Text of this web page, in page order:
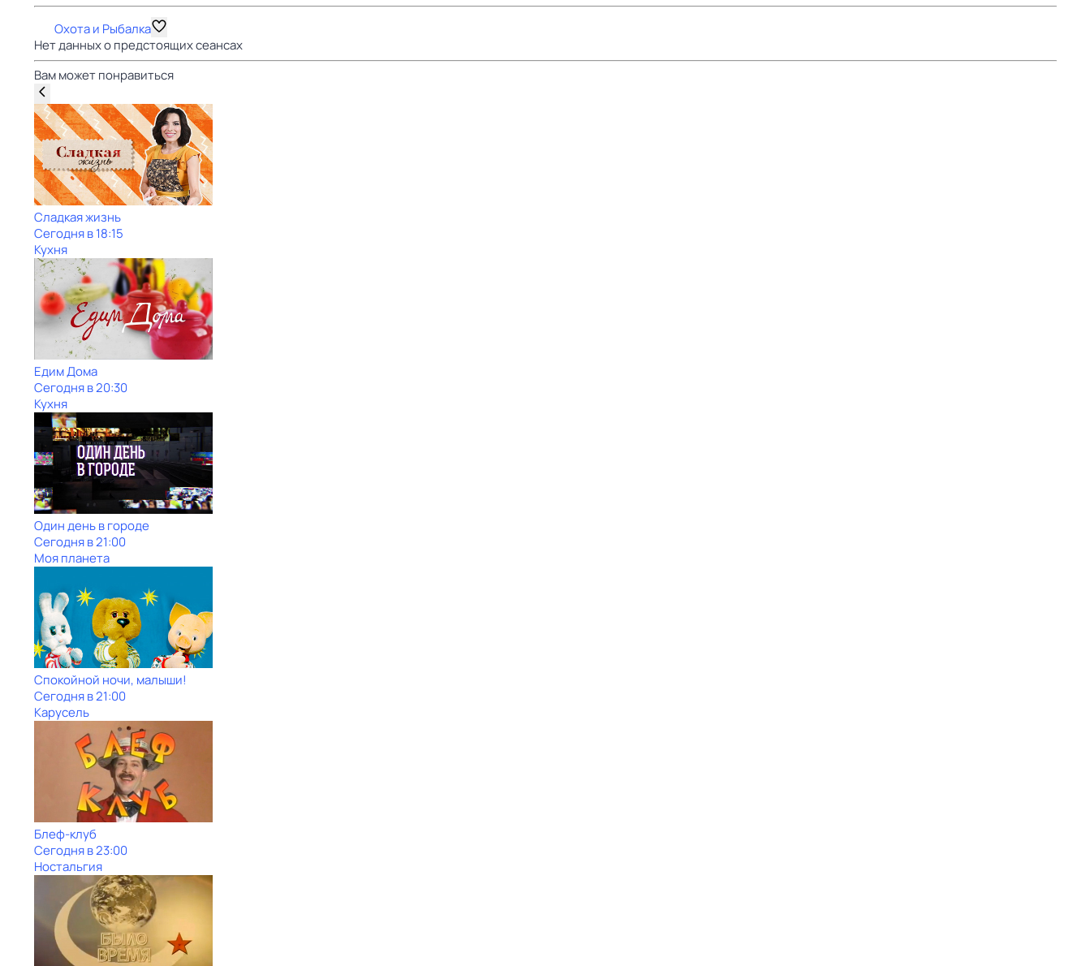
Охота и Рыбалка
Нет данных о предстоящих сеансах
Вам может понравиться
Сладкая жизнь
Сегодня в 18:15
Кухня
Едим Дома
Сегодня в 20:30
Кухня
Один день в городе
Сегодня в 21:00
Моя планета
Спокойной ночи, малыши!
Сегодня в 21:00
Карусель
Блеф-клуб
Сегодня в 23:00
Ностальгия